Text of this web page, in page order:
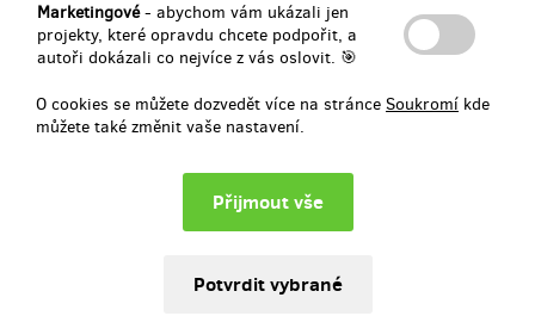
Marketingové- abychom vám ukázali jen
projekty, které opravdu chcete podpořit, a
autoři dokázali co nejvíce z vás oslovit. 🎯
O cookies se můžete dozvedět více na stránce Soukromí kde
můžete také změnit vaše nastavení.
Najdete nás na